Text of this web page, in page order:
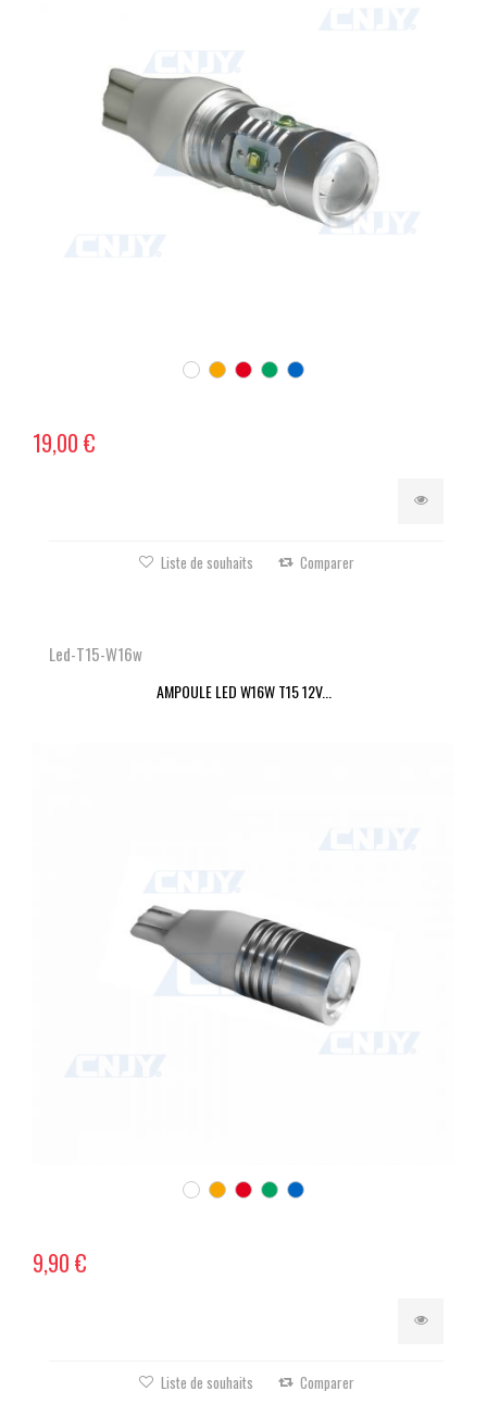
19,00 €
Liste de souhaits Comparer
Led-T15-W16w
AMPOULE LED W16W T15 12V...
9,90 €
Liste de souhaits Comparer